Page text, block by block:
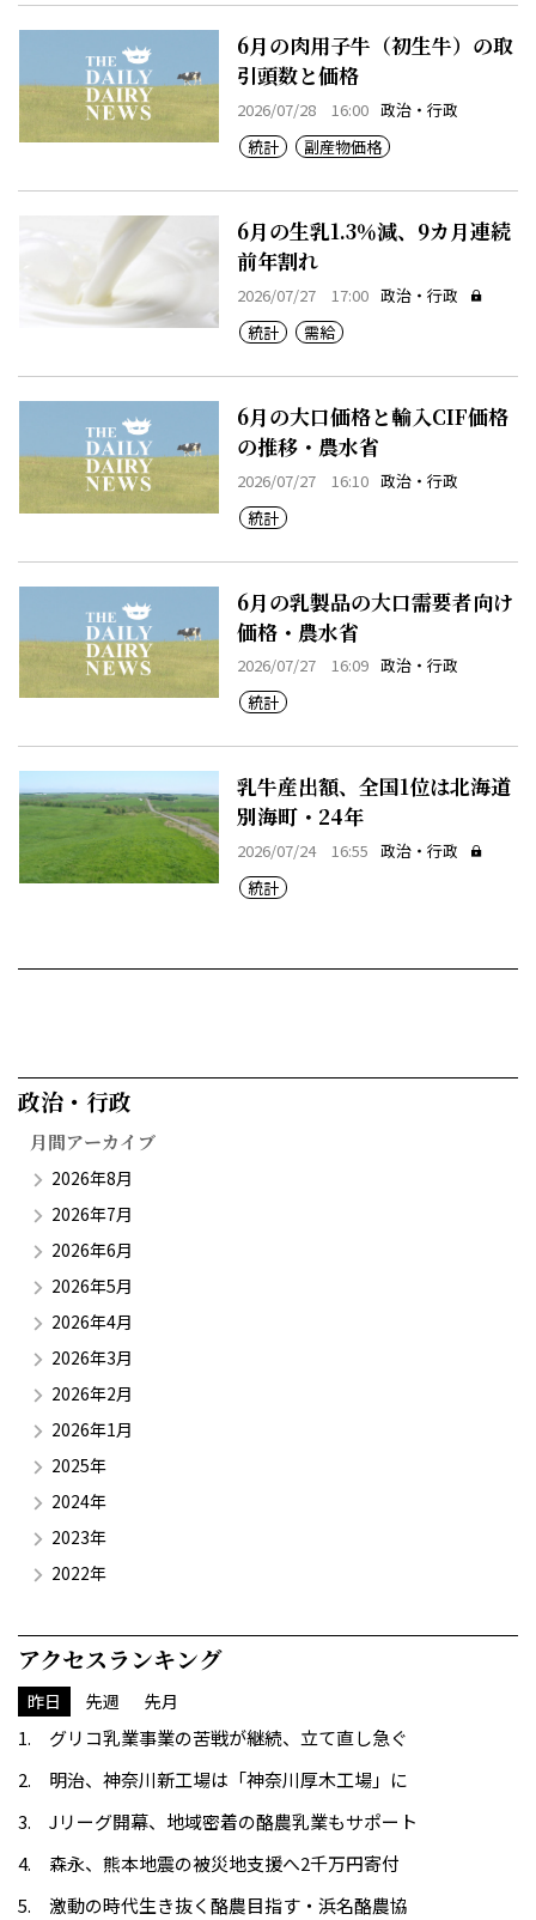
6月の肉用子牛（初生牛）の取
引頭数と価格
2026/07/28 16:00 政治・行政
統計
副産物価格
6月の生乳1.3％減、9カ月連続
前年割れ
2026/07/27 17:00 政治・行政
統計
需給
6月の大口価格と輸入CIF価格
の推移・農水省
2026/07/27 16:10 政治・行政
統計
6月の乳製品の大口需要者向け
価格・農水省
2026/07/27 16:09 政治・行政
統計
乳牛産出額、全国1位は北海道
別海町・24年
2026/07/24 16:55 政治・行政
統計
政治・行政​
月間アーカイブ
2026年8月
2026年7月
2026年6月
2026年5月
2026年4月
2026年3月
2026年2月
2026年1月
2025年
2024年
2023年
2022年
アクセスランキング
昨日 先週 先月
グリコ乳業事業の苦戦が継続、立て直し急ぐ
明治、神奈川新工場は「神奈川厚木工場」に
Jリーグ開幕、地域密着の酪農乳業もサポート
森永、熊本地震の被災地支援へ2千万円寄付
激動の時代生き抜く酪農目指す・浜名酪農協